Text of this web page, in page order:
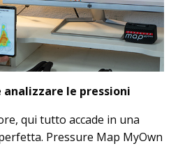
le pressioni
qui tutto accade in una
Pressure Map MyOwn